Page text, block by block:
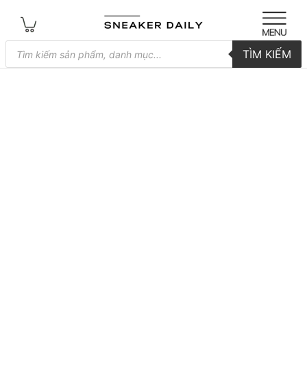
Tìm
kiếm
sản
TÌM KIẾM